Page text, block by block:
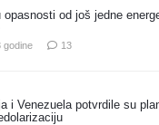
opasnosti od još jedne
godine 13komentara
i Venezuela potvrdile su